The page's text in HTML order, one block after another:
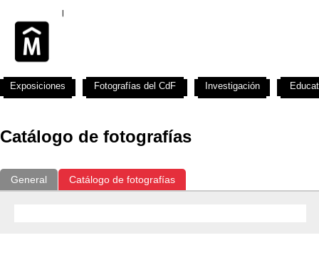
Catálogo de fotografías
General Catálogo de fotografías
Exposiciones Fotografías del CdF Investigación